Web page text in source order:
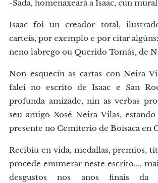
-Sada, homenaxeará a Isaac, cun
Isaac foi un creador total,
carteis, por exemplo e por citar
neno labrego ou Querido Tomás, de
Non esquecín as cartas con Neira
falei no escrito de Isaac e San
profunda amizade, nin as verbas
seu amigo Xosé Neira Vilas,
presente no Cemiterio de Boisaca en
Recibiu en vida, medallas, premios,
procede enumerar neste escrito...,
desgustos nos anos finais